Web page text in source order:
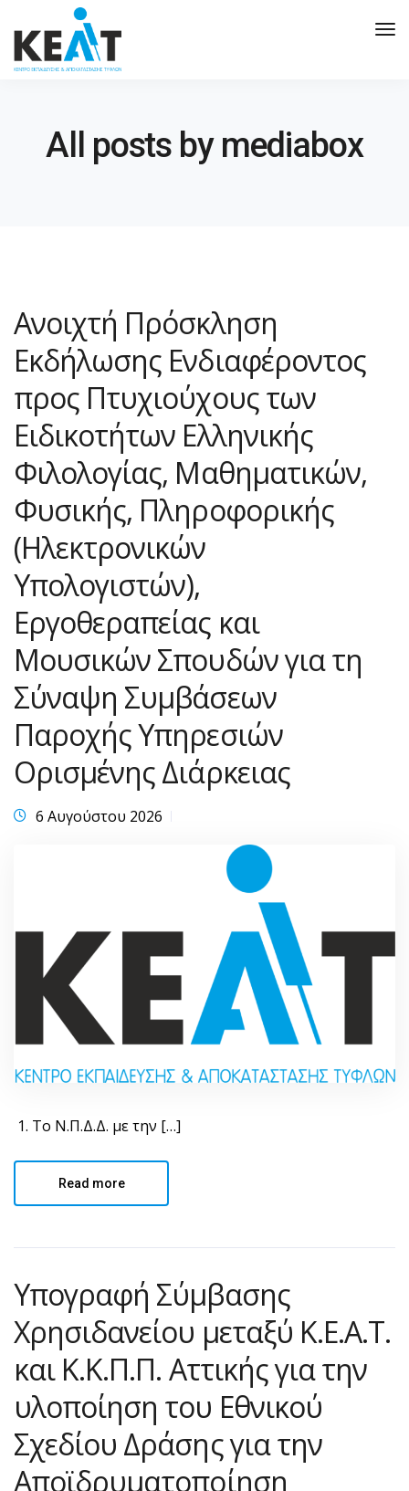
All posts by mediabox
Ανοιχτή Πρόσκληση
Εκδήλωσης Ενδιαφέροντος
προς Πτυχιούχους των
Ειδικοτήτων Ελληνικής
Φιλολογίας, Μαθηματικών,
Φυσικής, Πληροφορικής
(Ηλεκτρονικών
Υπολογιστών),
Εργοθεραπείας και
Μουσικών Σπουδών για τη
Σύναψη Συμβάσεων
Παροχής Υπηρεσιών
Ορισμένης Διάρκειας
6 Αυγούστου 2026
1. Το Ν.Π.Δ.Δ. με την […]
Read more
Υπογραφή Σύμβασης
Χρησιδανείου μεταξύ Κ.Ε.Α.Τ.
και Κ.Κ.Π.Π. Αττικής για την
υλοποίηση του Εθνικού
Σχεδίου Δράσης για την
Αποϊδρυματοποίηση